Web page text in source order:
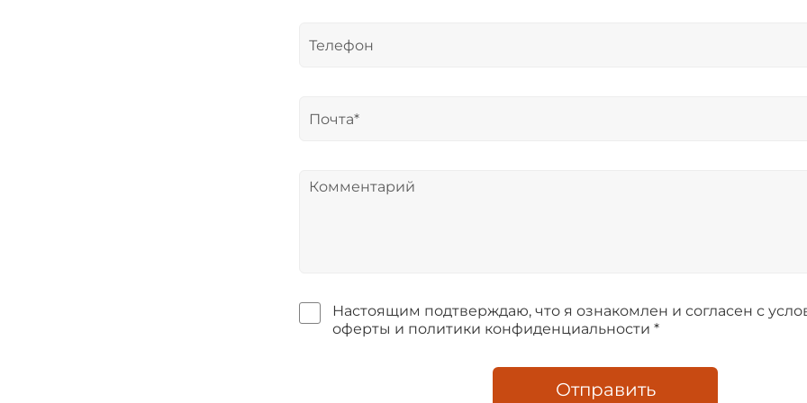
Настоящим подтверждаю, что я ознакомлен и согласен с
оферты и политики конфиденциальности *
Отправить